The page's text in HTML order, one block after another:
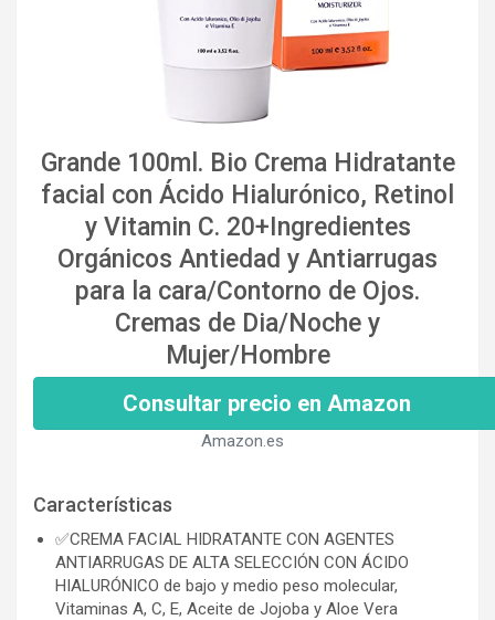
Grande 100ml. Bio Crema Hidratante
facial con Ácido Hialurónico, Retinol
y Vitamin C. 20+Ingredientes
Orgánicos Antiedad y Antiarrugas
para la cara/Contorno de Ojos.
Cremas de Dia/Noche y
Mujer/Hombre
Consultar precio en Amazon
Amazon.es
Características
✅CREMA FACIAL HIDRATANTE CON AGENTES
ANTIARRUGAS DE ALTA SELECCIÓN CON ÁCIDO
HIALURÓNICO de bajo y medio peso molecular,
Vitaminas A, C, E, Aceite de Jojoba y Aloe Vera